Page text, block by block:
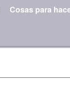
Cosas para